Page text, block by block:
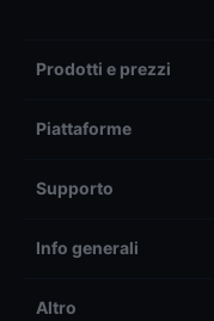
Prodotti e prezzi
Piattaforme
Supporto
Info generali
Altro